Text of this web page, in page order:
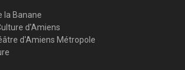
la Banane
d'Amiens
d'Amiens Métropole